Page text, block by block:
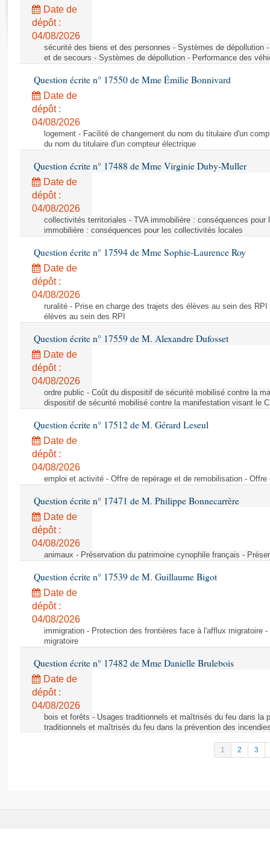
Rapports législatifs
Rapports sur l'application des lois
Baromètre de l’application des lois
Dossiers législatifs
Budget et sécurité sociale
Questions écrites et orales
Comptes rendus des débats
Date de
dépôt :
04/08/2026
sécurité des biens et des personnes - Systèmes de dépollution
et de secours - Systèmes de dépollution - Performance des
Question écrite n° 17550 de Mme Émilie Bonnivard
Date de
dépôt :
04/08/2026
logement - Facilité de changement du nom du titulaire d'un
du nom du titulaire d'un compteur électrique
Question écrite n° 17488 de Mme Virginie Duby-Muller
Date de
dépôt :
04/08/2026
collectivités territoriales - TVA immobilière : conséquences
immobilière : conséquences pour les collectivités locales
Question écrite n° 17594 de Mme Sophie-Laurence Roy
Date de
dépôt :
04/08/2026
ruralité - Prise en charge des trajets des élèves au sein des
élèves au sein des RPI
Question écrite n° 17559 de M. Alexandre Dufosset
Date de
dépôt :
04/08/2026
ordre public - Coût du dispositif de sécurité mobilisé contre la
dispositif de sécurité mobilisé contre la manifestation visant le
Question écrite n° 17512 de M. Gérard Leseul
Date de
dépôt :
04/08/2026
emploi et activité - Offre de repérage et de remobilisation -
Question écrite n° 17471 de M. Philippe Bonnecarrère
Date de
dépôt :
04/08/2026
animaux - Préservation du patrimoine cynophile français -
Question écrite n° 17539 de M. Guillaume Bigot
Date de
dépôt :
04/08/2026
immigration - Protection des frontières face à l'afflux migratoire
migratoire
Question écrite n° 17482 de Mme Danielle Brulebois
Date de
dépôt :
04/08/2026
bois et forêts - Usages traditionnels et maîtrisés du feu dans la
traditionnels et maîtrisés du feu dans la prévention des
1 2 3